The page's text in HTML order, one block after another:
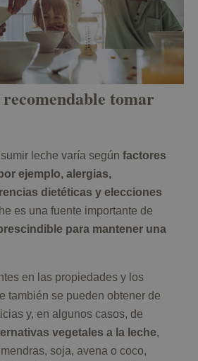
recomendable tomar
leche varía según factores
ejemplo, alergias,
dietéticas y elecciones
es una fuente importante de
para mantener una
en las propiedades y los
también se pueden obtener de
y, en algunos casos, de
vegetales a la leche,
soja, avena o coco,